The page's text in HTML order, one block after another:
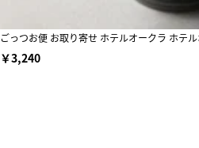
ごっつお便 お取り寄せ ホテルオークラ ホテ
￥3,240